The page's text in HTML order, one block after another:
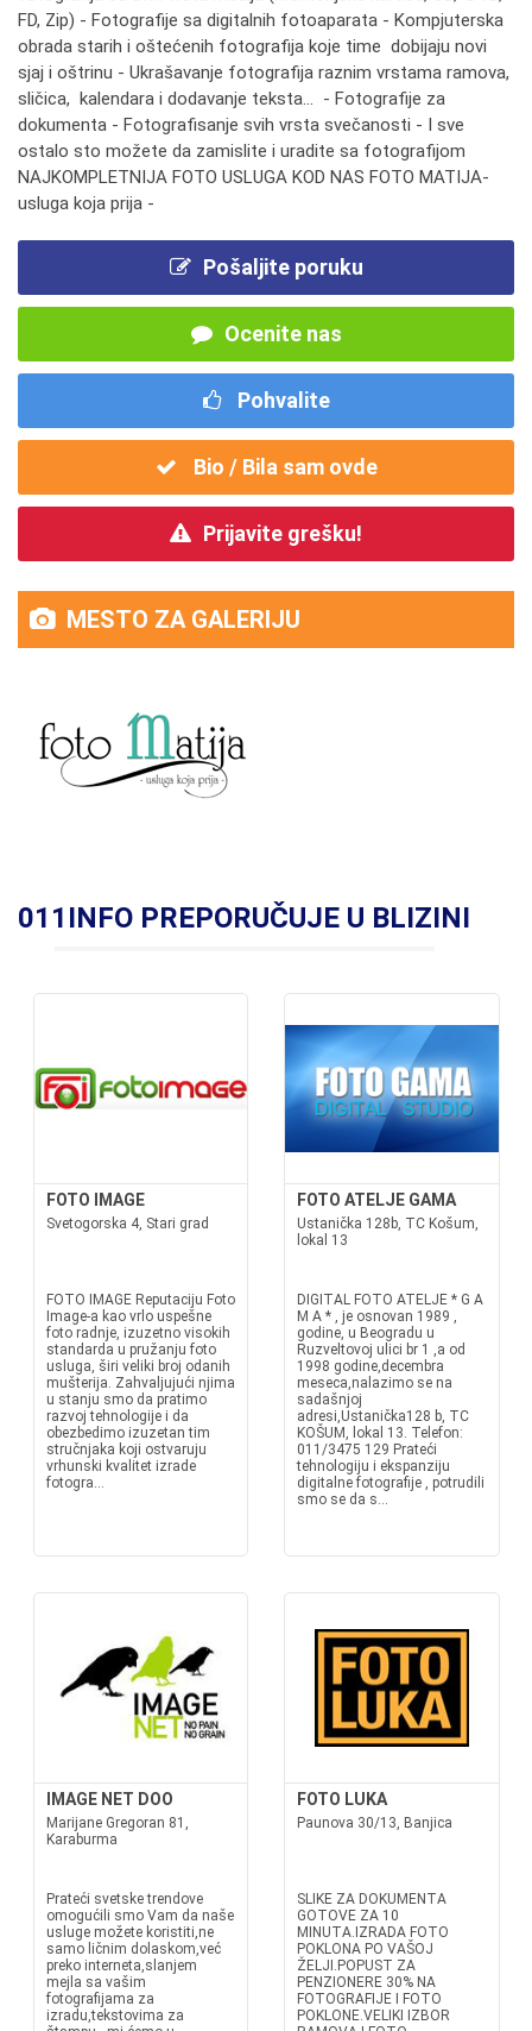
FD, Zip) - Fotografije sa digitalnih fotoaparata - Kompjuterska
obrada starih i oštećenih fotografija koje time dobijaju novi
sjaj i oštrinu - Ukrašavanje fotografija raznim vrstama ramova,
sličica, kalendara i dodavanje teksta... - Fotografije za
dokumenta - Fotografisanje svih vrsta svečanosti - I sve
ostalo sto možete da zamislite i uradite sa fotografijom
NAJKOMPLETNIJA FOTO USLUGA KOD NAS FOTO MATIJA-
usluga koja prija -
Pošaljite poruku
Ocenite nas
Pohvalite
Bio / Bila sam ovde
Prijavite grešku!
MESTO ZA GALERIJU
011INFO PREPORUČUJE U BLIZINI
FOTO IMAGE
Svetogorska 4, Stari grad
FOTO IMAGE Reputaciju Foto
Image-a kao vrlo uspešne
foto radnje, izuzetno visokih
standarda u pružanju foto
usluga, širi veliki broj odanih
mušterija. Zahvaljujući njima
u stanju smo da pratimo
razvoj tehnologije i da
obezbedimo izuzetan tim
stručnjaka koji ostvaruju
vrhunski kvalitet izrade
fotogra...
FOTO ATELJE GAMA
Ustanička 128b, TC Košum,
lokal 13
DIGITAL FOTO ATELJE * G A
M A * , je osnovan 1989 ,
godine, u Beogradu u
Ruzveltovoj ulici br 1 ,a od
1998 godine,decembra
meseca,nalazimo se na
sadašnjoj
adresi,Ustanička128 b, TC
KOŠUM, lokal 13. Telefon:
011/3475 129 Prateći
tehnologiju i ekspanziju
digitalne fotografije , potrudili
smo se da s...
IMAGE NET DOO
Marijane Gregoran 81,
Karaburma
Prateći svetske trendove
omogućili smo Vam da naše
usluge možete koristiti,ne
samo ličnim dolaskom,već
preko interneta,slanjem
mejla sa vašim
fotografijama za
izradu,tekstovima za
FOTO LUKA
Paunova 30/13, Banjica
SLIKE ZA DOKUMENTA
GOTOVE ZA 10
MINUTA.IZRADA FOTO
POKLONA PO VAŠOJ
ŽELJI.POPUST ZA
PENZIONERE 30% NA
FOTOGRAFIJE I FOTO
POKLONE.VELIKI IZBOR